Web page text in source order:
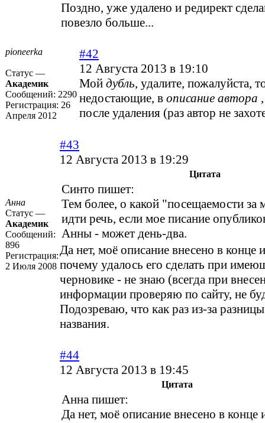
Поздно, уже удалено и редирект
повезло больше...
pioneerka
Статус —
Академик
Сообщений: 2290
Регистрация: 26
Апреля 2012
#42
12 Августа 2013 в 19:10
Мой дубль, удалите, пожалуйста,
недостающие, в описание автора
после удаления (раз автор не
Анна
Статус —
Академик
Сообщений:
896
Регистрация:
2 Июля 2008
#43
12 Августа 2013 в 19:29
Цитата
Синто пишет:
Тем более, о какой "посещаемости за
идти речь, если мое писание
Анны - может день-два.
Да нет, моё описание внесено в конце
почему удалось его сделать при
черновике - не знаю (всегда при
информации проверяю по сайту, не
Подозреваю, что как раз из-за
названия.
#44
12 Августа 2013 в 19:45
Цитата
Анна пишет:
Да нет, моё описание внесено в конце